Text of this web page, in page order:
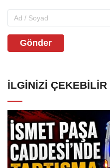
Gönder
İLGINIZI ÇEKEBILIR